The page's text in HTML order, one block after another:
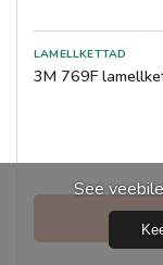
3M 769F
See